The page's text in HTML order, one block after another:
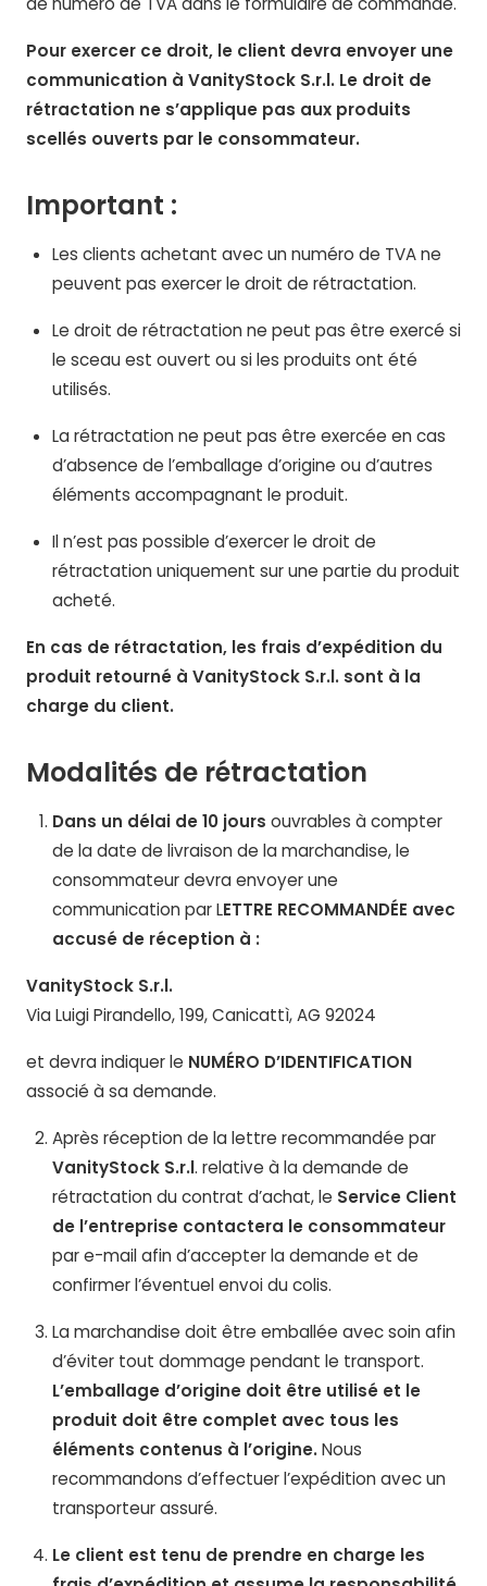
Pour exercer ce droit, le client devra envoyer une
communication à VanityStock S.r.l. Le droit de
rétractation ne s’applique pas aux produits
scellés ouverts par le consommateur.
Important :
Les clients achetant avec un numéro de TVA ne
peuvent pas exercer le droit de rétractation.
Le droit de rétractation ne peut pas être exercé si
le sceau est ouvert ou si les produits ont été
utilisés.
La rétractation ne peut pas être exercée en cas
d’absence de l’emballage d’origine ou d’autres
éléments accompagnant le produit.
Il n’est pas possible d’exercer le droit de
rétractation uniquement sur une partie du produit
acheté.
En cas de rétractation, les frais d’expédition du
produit retourné à VanityStock S.r.l. sont à la
charge du client.
Modalités de rétractation
Dans un délai de 10 jours ouvrables à compter
de la date de livraison de la marchandise, le
consommateur devra envoyer une
communication par LETTRE RECOMMANDÉE avec
accusé de réception à :
VanityStock S.r.l.
Via Luigi Pirandello, 199, Canicattì, AG 92024
et devra indiquer le NUMÉRO D’IDENTIFICATION
associé à sa demande.
Après réception de la lettre recommandée par
VanityStock S.r.l. relative à la demande de
rétractation du contrat d’achat, le Service Client
de l’entreprise contactera le consommateur
par e-mail afin d’accepter la demande et de
confirmer l’éventuel envoi du colis.
La marchandise doit être emballée avec soin afin
d’éviter tout dommage pendant le transport.
L’emballage d’origine doit être utilisé et le
produit doit être complet avec tous les
éléments contenus à l’origine.Nous
recommandons d’effectuer l’expédition avec un
transporteur assuré.
Le client est tenu de prendre en charge les